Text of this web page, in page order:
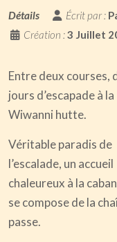
Détails Écrit par :
Création :3 Juillet
Entre deux courses,
jours d’escapade à la
Wiwanni hutte.
Véritable paradis de
l’escalade, un accueil
chaleureux à la
se compose de la
passe.